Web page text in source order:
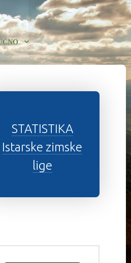
STATISTIKA
Istarske zimske
lige